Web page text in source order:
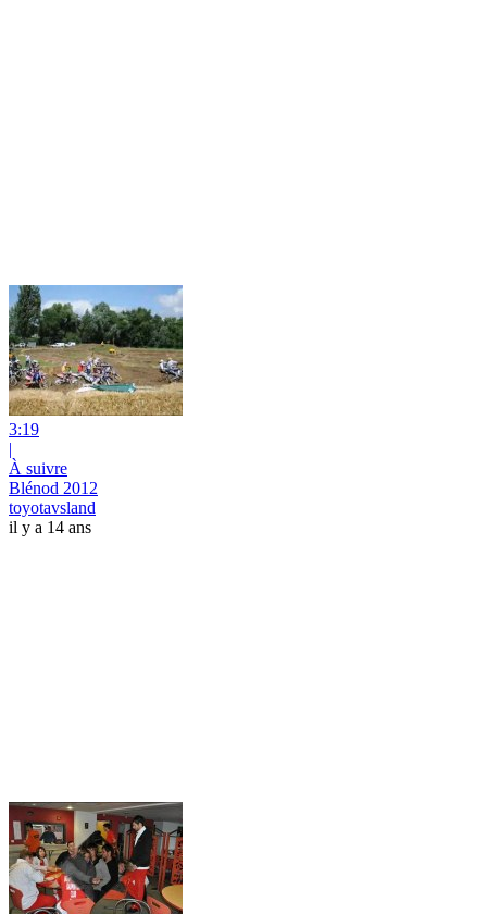
3:19
|
À suivre
Blénod 2012
toyotavsland
il y a 14 ans